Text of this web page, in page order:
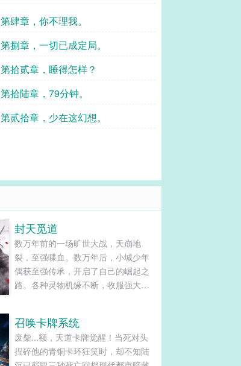
第肆章，你不理我。
第捌章，一切已成定局。
第拾贰章，睡得怎样？
第拾陆章，79分钟。
第贰拾章，少在这幻想。
封天觅道
数万年前的一场旷世大战，天崩地
裂，至强喋血。数万年后，小城少年
偶获至强传承，开启了自己的崛起之
路。各种灵物机缘不断，收服强大圣
召唤卡牌系统
废柴...额，天道卡牌觉醒！当死对头
捏碎他的青铜卡环狂笑时，却不知陆